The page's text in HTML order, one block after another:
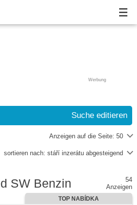
Werbung
Suche editieren
Anzeigen auf die Seite: 50
sortieren nach: stáří inzerátu abgesteigend
SW Benzin
54
Anzeigen
TOP NABÍDKA